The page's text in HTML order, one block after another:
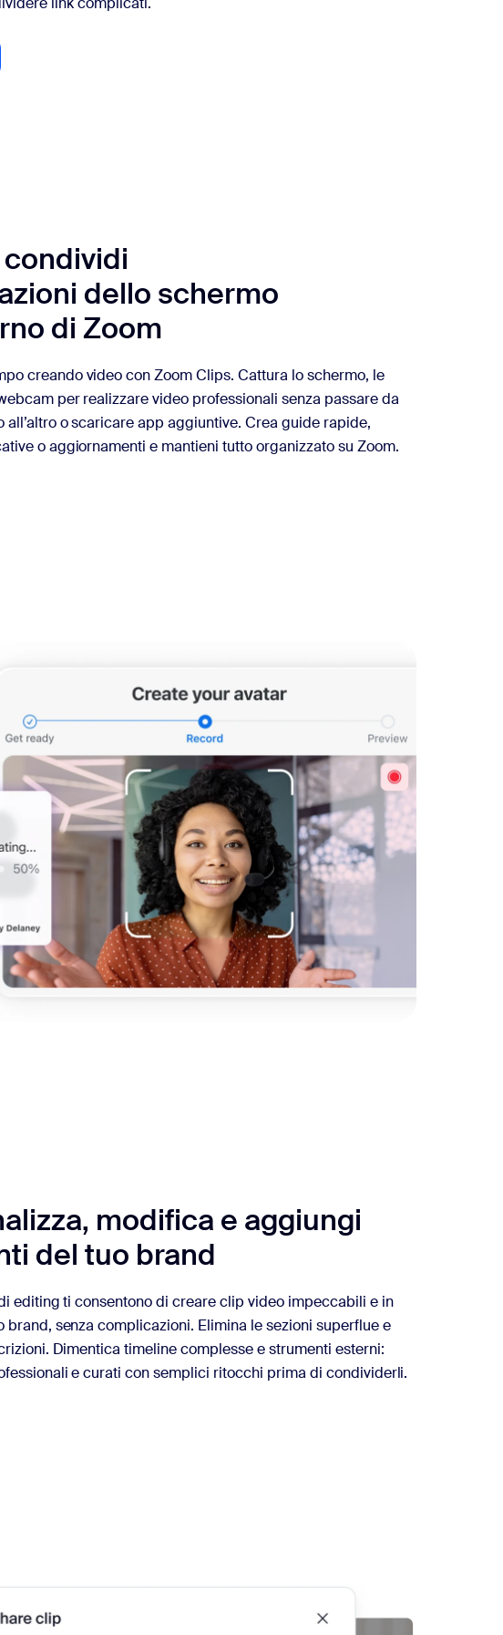
vendite
dello schermo
di Zoom
creando video con Zoom Clips. Cattura lo schermo, le
per realizzare video professionali senza passare da
all’altro o scaricare app aggiuntive. Crea guide rapide,
o aggiornamenti e mantieni tutto organizzato su Zoom.
modifica e aggiungi
del tuo brand
editing ti consentono di creare clip video impeccabili e in
brand, senza complicazioni. Elimina le sezioni superflue e
Dimentica timeline complesse e strumenti esterni:
e curati con semplici ritocchi prima di condividerli.